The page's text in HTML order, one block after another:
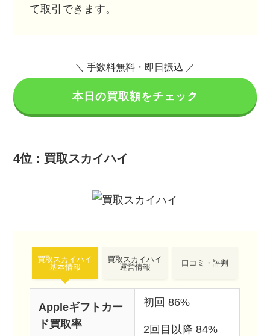
て取引できます。
＼ 手数料無料・即日振込 ／
本日の買取額をチェック
4位：買取スカイハイ
買取スカイハイ
基本情報
買取スカイハイ
運営情報
口コミ・評判
Appleギフトカー
ド買取率
初回 86%
2回目以降 84%